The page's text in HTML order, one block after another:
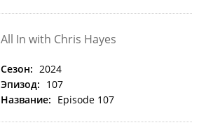
All In with Chris Hayes
Сезон: 2024
Эпизод: 107
Название: Episode 107